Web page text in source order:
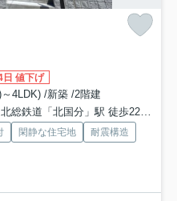
日 値下げ
4LDK) /新築 /2階建
北総鉄道「北国分」駅 徒歩22分
閑静な住宅地
耐震構造